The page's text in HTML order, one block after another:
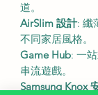
道。
AirSlim 設計: 纖
不同家居風格。
Game Hub: 一
串流遊戲。
Samsung Knox